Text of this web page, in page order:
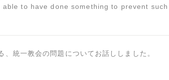
able to have done something to prevent such
、統一教会の問題についてお話ししました。